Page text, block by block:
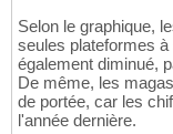
Selon le graphique,
seules plateformes
également diminué,
De même, les
de portée, car les
l'année dernière.